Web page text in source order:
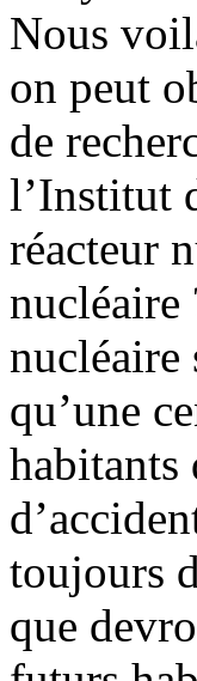
Nous
on peut
de
l’Institut
réacteur
nucléaire
nucléaire
qu’une
habitants
toujours
que